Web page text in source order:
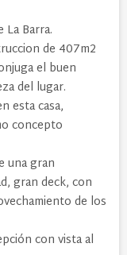
Barra.
de 407m2
el buen
del lugar.
esta casa,
concepto
una gran
gran deck, con
de los
con vista al